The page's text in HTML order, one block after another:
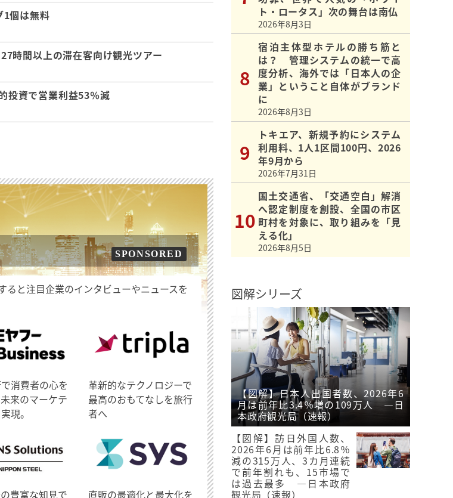
1個は無料
時間以上の滞在客向け観光ツアー
投資で営業利益53％減
SPONSORED
ると注目企業のインタビューやニュースを
消費者の心を
来のマーケテ
現。
革新的なテクノロジーで
最高のおもてなしを旅行
者へ
豊富な知見で 直販の最適化と最大化を
ト・ロータス」次の舞台は南仏
2026年8月3日
宿泊主体型ホテルの勝ち筋と
は？ 管理システムの統一で高
度分析、海外では「日本人の企
業」ということ自体がブランド
に
2026年8月3日
トキエア、新規予約にシステム
利用料、1人1区間100円、2026
年9月から
2026年7月31日
国土交通省、「交通空白」解消
へ認定制度を創設、全国の市区
町村を対象に、取り組みを「見
える化」
2026年8月5日
図解シリーズ
【図解】日本人出国者数、2026年6
月は前年比3.4％増の109万人 ―日
本政府観光局（速報）
【図解】訪日外国人数、
2026年6月は前年比6.8％
減の315万人、3カ月連続
で前年割れも、15市場で
は過去最多 ―日本政府
観光局（速報）